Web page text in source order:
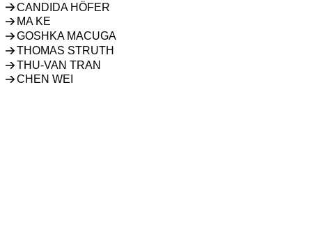
CANDIDA HÖFER
MA KE
GOSHKA MACUGA
THOMAS STRUTH
THU-VAN TRAN
CHEN WEI